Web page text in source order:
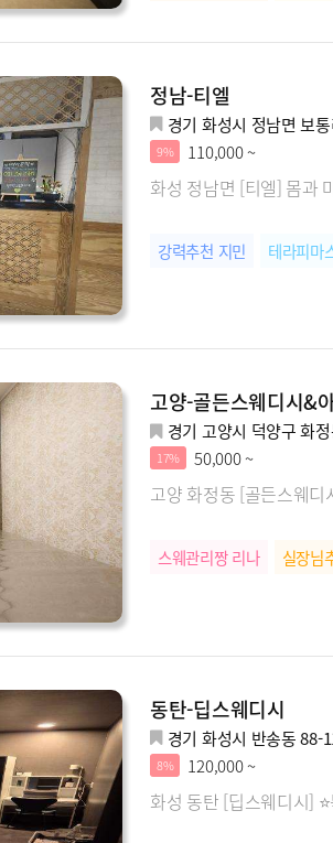
스웨관리짱 준희
정남-티엘
경기 화성시 정남면 보
9% 110,000 ~
화성 정남면 [티엘] 몸과
강력추천 지민 테라피마
고양-골든스웨디시&
경기 고양시 덕양구 화
17% 50,000 ~
고양 화정동 [골든스웨
스웨관리짱 리나 실장님
동탄-딥스웨디시
경기 화성시 반송동 88-
8% 120,000 ~
화성 동탄 [딥스웨디시]